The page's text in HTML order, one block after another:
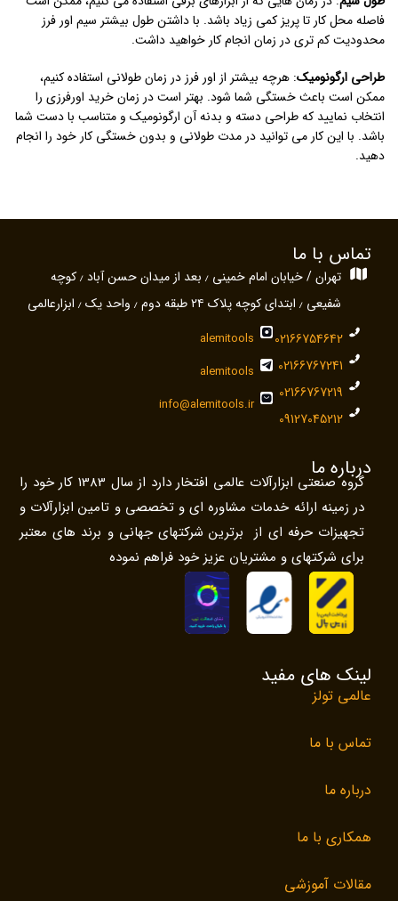
فاصله محل کار تا پریز کمی زیاد باشد. با داشتن طول بیشتر سیم اور فرز
محدودیت کم تری در زمان انجام کار خواهید داشت.
طراحی ارگونومیک: هرچه بیشتر از اور فرز در زمان طولانی استفاده کنیم،
ممکن است باعث خستگی شما شود. بهتر است در زمان خرید اورفرزی را
انتخاب نمایید که طراحی دسته و بدنه آن ارگونومیک و متناسب با دست شما
باشد. با این کار می توانید در مدت طولانی و بدون خستگی کار خود را انجام
دهید.
تماس با ما
تهران / خیابان امام خمینی ٫ بعد از میدان حسن آباد ٫ کوچه
شفیعی ٫ ابتدای کوچه پلاک ۲۴ طبقه دوم ٫ واحد یک ٫ ابزارعالمی
02166754642
02166767241
02166767219
09127045212
alemitools
alemitools
info@alemitools.ir
درباره ما
گروه صنعتی ابزارآلات عالمی افتخار دارد از سال 1383 کار خود را
در زمینه ارائه خدمات مشاوره ای و تخصصی و تامین ابزارآلات و
تجهیزات حرفه ای از برترین شرکتهای جهانی و برند های معتبر
برای شرکتهای و مشتریان عزیز خود فراهم نموده
لینک های مفید
عالمی تولز
تماس با ما
درباره ما
همکاری با ما
مقالات آموزشی